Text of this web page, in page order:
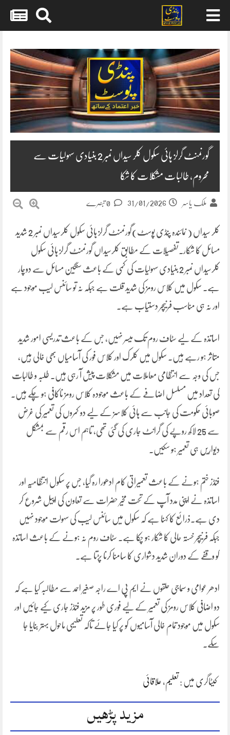
content
گورنمنٹ گرلز ہائی سکول کلر سیداں نمبر 2 بنیادی سہولیات سے
محروم، طالبات مشکلات کا شکا
ملک یاسر 31/01/2026
کلر سیداں ( نمائندہ پنڈی پوسٹ)گورنمنٹ گرلز ہائی سکول کلرسیداں نمبر 2 شدید
مسائل کا شکار۔تفصیلات کے مطابق کلرسیداں گورنمنٹ گرلز ہائی سکول
کلرسیداں نمبر 2 بنیادی سہولیات کی کمی کے باعث سنگین مسائل سے دوچار
ہے۔ سکول میں کلاس رومز کی شدید قلت ہے جبکہ نہ تو سائنس لیب موجود ہے
اور نہ ہی مناسب فرنیچر دستیاب ہے۔
اساتذہ کے لیے سٹاف روم تک میسر نہیں، جس کے باعث تدریسی امور شدید
متاثر ہو رہے ہیں۔ سکول میں کلرک اور کلاس فور کی آسامیاں بھی خالی ہیں،
جس کی وجہ سے انتظامی معاملات میں مشکلات پیش آ رہی ہیں۔ طلبہ و طالبات
کی تعداد میں مسلسل اضافے کے باعث موجودہ کلاس رومز ناکافی ہو چکے ہیں۔
صوبائی حکومت کی جانب سے ہائی کلاسز کے لیے دو کمروں کی تعمیر کی غرض
سے 25 لاکھ روپے کی گرانٹ جاری کی گئی تھی، تاہم اس رقم سے بمشکل
دیواریں ہی تعمیر ہو سکیں۔
فنڈز ختم ہونے کے باعث تعمیراتی کام ادھورا رہ گیا، جس پر سکول انتظامیہ اور
اساتذہ نے اپنی مدد آپ کے تحت مخیر حضرات سے تعاون کی اپیل شروع کر
دی ہے۔ذرائع کا کہنا ہے کہ سکول میں سائنس لیب کی سہولت موجود نہیں
جبکہ فرنیچر خستہ حالی کا شکار ہو چکا ہے۔ سٹاف روم نہ ہونے کے باعث اساتذہ
کو وقفے کے دوران شدید دشواری کا سامنا کرنا پڑتا ہے۔
ادھر عوامی و سماجی حلقوں نے ایم پی اے راجہ صغیر احمد سے مطالبہ کیا ہے کہ
دو اضافی کلاس رومز کی تعمیر کے لیے فوری طور پر مزید فنڈز جاری کیے جائیں اور
سکول میں موجود تمام خالی آسامیوں کو پر کیا جائے تاکہ تعلیمی ماحول بہتر بنایا جا
سکے۔
کیٹاگری میں : تعلیم ، علاقائی
مزید پڑھیں